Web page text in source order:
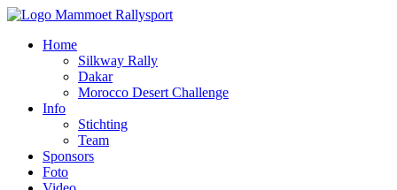
Home
Silkway Rally
Dakar
Morocco Desert Challenge
Info
Stichting
Team
Sponsors
Foto